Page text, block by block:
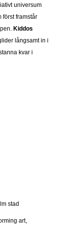
universum
först framstår
Kiddos
långsamt in i
kvar i
stad
art,